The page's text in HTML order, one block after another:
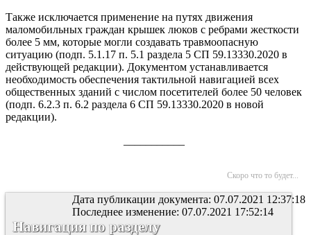
Также исключается применение на путях движения
маломобильных граждан крышек люков с ребрами жесткости
более 5 мм, которые могли создавать травмоопасную
ситуацию (подп. 5.1.17 п. 5.1 раздела 5 СП 59.13330.2020 в
действующей редакции). Документом устанавливается
необходимость обеспечения тактильной навигацией всех
общественных зданий с числом посетителей более 50 человек
(подп. 6.2.3 п. 6.2 раздела 6 СП 59.13330.2020 в новой
редакции).
Скоро что то будет...
Дата публикации документа: 07.07.2021 12:37:18
Последнее изменение: 07.07.2021 17:52:14
Навигация по разделу